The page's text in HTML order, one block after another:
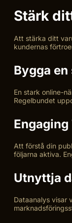
Stärk
Att stärka ditt
kundernas
Bygga
En stark online-
Regelbundet
Att förstå din
följarna aktiva.
Utnyttja
Dataanalys visar